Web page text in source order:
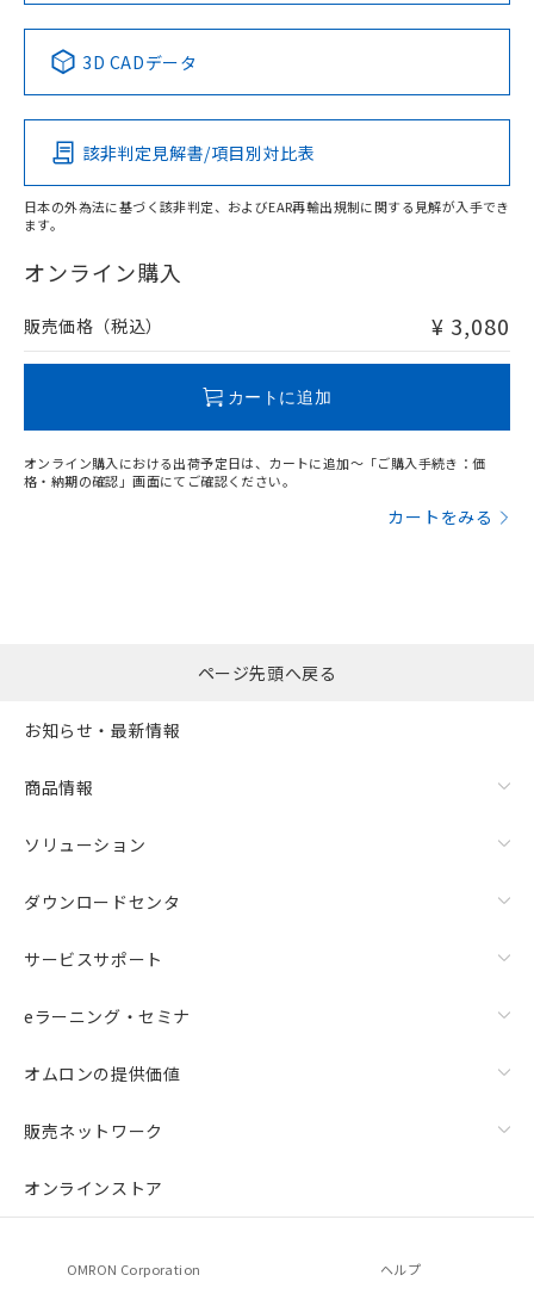
Pb Hg Cd Cr(VI)
O
在庫等で未対応品が混在する可能性があります。
問い合わせください。
3D CADデータ
該非判定見解書/項目別対比表
日本の外為法に基づく該非判定、およびEAR再輸出規制に関する見解が入手でき
ます。
オンライン購入
販売価格（税込） ¥ 3,080
カートに追加
オンライン購入における出荷予定日は、カートに追加～「ご購入手続き：価
格・納期の確認」画面にてご確認ください。
カートをみる
ページ先頭へ戻る
お知らせ・最新情報
商品情報
ソリューション
ダウンロードセンタ
サービスサポート
eラーニング・セミナ
オムロンの提供価値
販売ネットワーク
オンラインストア
OMRON Corporation ヘルプ